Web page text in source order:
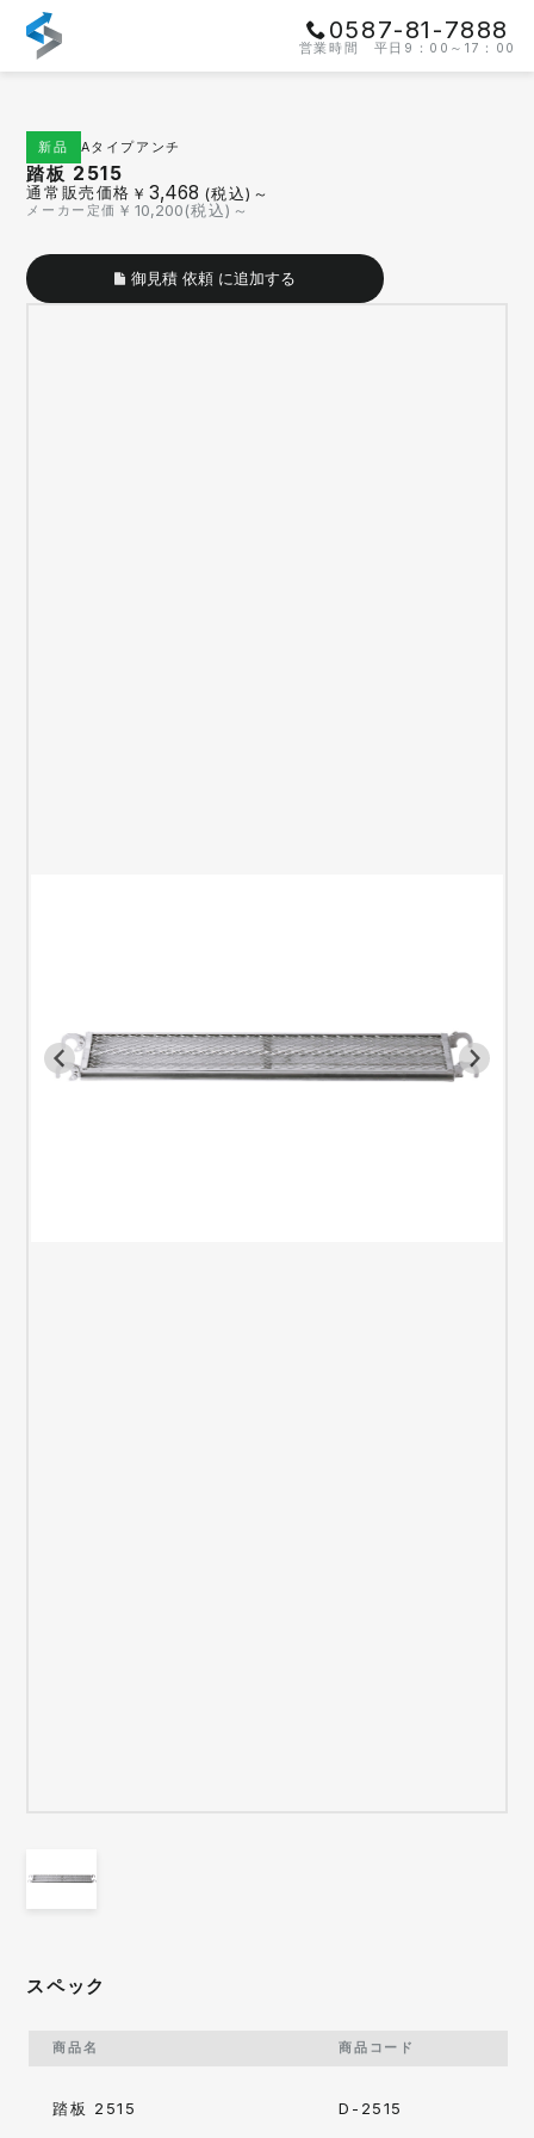
0587-81-7888
営業時間 平日9：00～17：00
スペック
商品名 商品コード
踏板 2515 D-2515
新品 Aタイプアンチ
踏板 2515
通常販売価格 ￥ 3,468 (税込)～
メーカー定価 ￥ 10,200(税込)～
御見積 依頼 に追加する